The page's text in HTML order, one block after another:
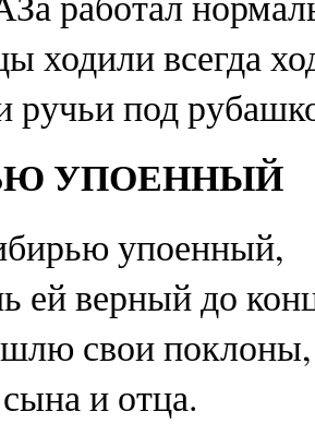
ходили всегда
ручьи под
УПОЕННЫЙ
упоенный,
ей верный до
свои поклоны,
и отца.